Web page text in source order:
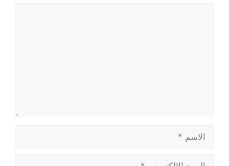
الاسم
البريد